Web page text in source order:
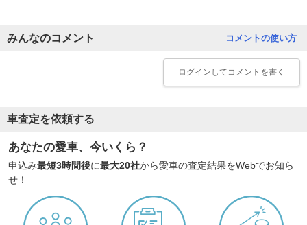
コメントの使い方
みんなのコメント
ログイン してコメントを書く
車査定を依頼する
あなたの愛車、今いくら？
申込み最短3時間後に最大20社から愛車の査定結果をWebでお知ら
せ！